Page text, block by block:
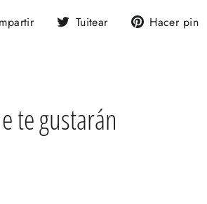
Compartir
Tuitear
TuitearHacer pin
te gustarán